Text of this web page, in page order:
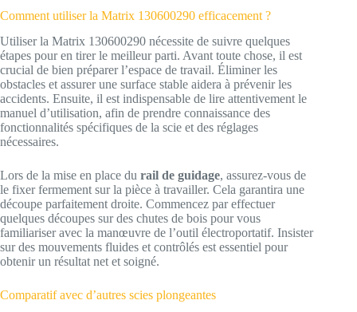
Comment utiliser la Matrix 130600290 efficacement ?
Utiliser la Matrix 130600290 nécessite de suivre quelques
étapes pour en tirer le meilleur parti. Avant toute chose, il est
crucial de bien préparer l’espace de travail. Éliminer les
obstacles et assurer une surface stable aidera à prévenir les
accidents. Ensuite, il est indispensable de lire attentivement le
manuel d’utilisation, afin de prendre connaissance des
fonctionnalités spécifiques de la scie et des réglages
nécessaires.
Lors de la mise en place du rail de guidage, assurez-vous de
le fixer fermement sur la pièce à travailler. Cela garantira une
découpe parfaitement droite. Commencez par effectuer
quelques découpes sur des chutes de bois pour vous
familiariser avec la manœuvre de l’outil électroportatif. Insister
sur des mouvements fluides et contrôlés est essentiel pour
obtenir un résultat net et soigné.
Comparatif avec d’autres scies plongeantes